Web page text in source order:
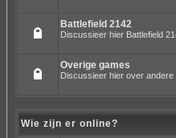
Battlefield 2142
Discussieer hier Battlefield
Overige games
Discussieer hier over andere
Wie zijn er online?